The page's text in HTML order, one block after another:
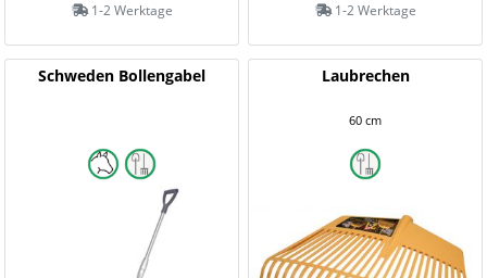
1-2 Werktage 1-2 Werktage
Schweden Bollengabel Laubrechen
60 cm